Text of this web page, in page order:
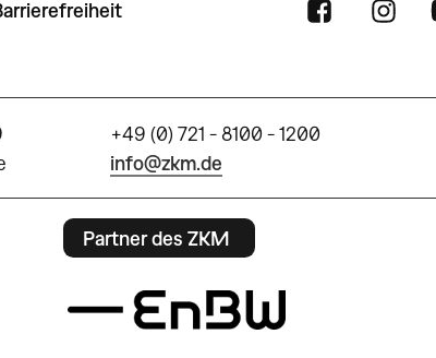
+49 (0) 721 - 8100 - 1200
info@zkm.de
Partner des ZKM